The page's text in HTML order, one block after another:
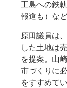
工島への鉄
報道も）など
原田議員は
した土地は
を提案。山
市づくりに
をすすめて